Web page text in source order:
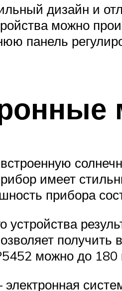
дизайн и
можно
панель
имеет
прибора
можно до 180